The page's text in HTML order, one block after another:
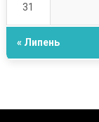
31
« Липень